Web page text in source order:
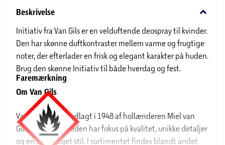
Beskrivelse keyboard_arrow_down
Initiativ fra Van Gils er en velduftende deospray til kvinder.
Den har skønne duftkontraster mellem varme og frugtige
noter, der efterlader en frisk og elegant karakter på huden.
Brug den skønne Initiativ til både hverdag og fest.
Om Van Gils
Van Gils blev grundlagt i 1948 af hollænderen Miel van
Gils, og virksomheden har fokus på kvalitet, unikke detaljer
og en særpræget stil. I sortimentet findes blandt andet
Faremærkning